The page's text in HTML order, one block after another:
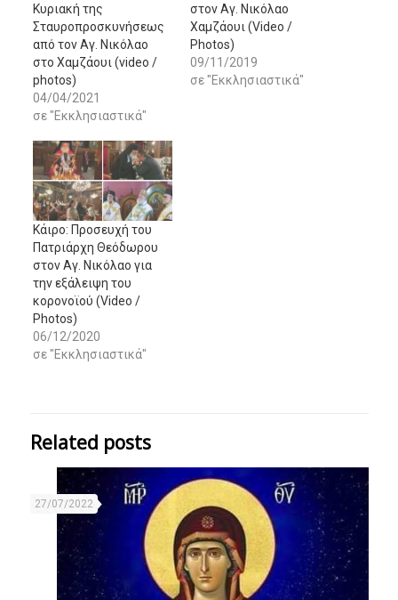
Κυριακή της
Σταυροπροσκυνήσεως
από τον Αγ. Νικόλαο
στο Χαμζάουι (video /
photos)
04/04/2021
σε "Εκκλησιαστικά"
στον Αγ. Νικόλαο
Χαμζάουι (Video /
Photos)
09/11/2019
σε "Εκκλησιαστικά"
Κάιρο: Προσευχή του
Πατριάρχη Θεόδωρου
στον Αγ. Νικόλαο για
την εξάλειψη του
κορονοϊού (Video /
Photos)
06/12/2020
σε "Εκκλησιαστικά"
Related posts
27/07/2022